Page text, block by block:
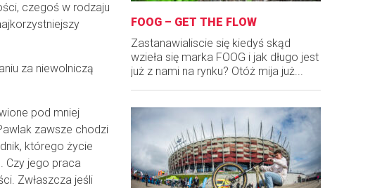
czegoś w rodzaju
za niewolniczą
pod mniej
zawsze chodzi
którego życie
Czy jego praca
Zwłaszcza jeśli
FOOG – GET THE FLOW
Zastanawialiscie się kiedyś skąd
wzieła się marka FOOG i jak długo jest
już z nami na rynku? Otóż mija już...